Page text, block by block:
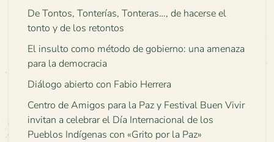
De Tontos, Tonterías, Tonteras…, de hacerse el
tonto y de los retontos
El insulto como método de gobierno: una amenaza
para la democracia
Diálogo abierto con Fabio Herrera
Centro de Amigos para la Paz y Festival Buen Vivir
invitan a celebrar el Día Internacional de los
Pueblos Indígenas con «Grito por la Paz»